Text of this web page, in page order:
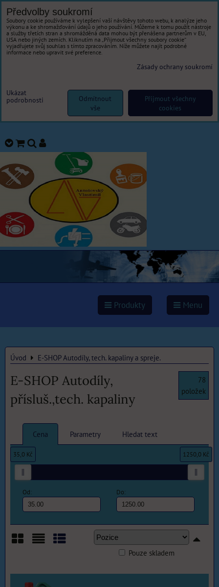
Produkty Menu
Úvod E-SHOP Autodíly, tech. kapaliny a spreje.
E-SHOP Autodíly,
přísluš.,tech. kapaliny
78
položek
Cena Parametry Hledat text
Od: Do:
35,0 Kč 1250,0 Kč
Pouze skladem
Předvolby soukromí
Soubory cookie používáme k vylepšení vaší návštěvy tohoto webu, k analýze jeho
výkonu a ke shromažďování údajů o jeho používání. Můžeme k tomu použít nástroje
a služby třetích stran a shromážděná data mohou být přenášena partnerům v EU,
USA nebo jiných zemích. Kliknutím na „Přijmout všechny soubory cookie“
vyjadřujete svůj souhlas s tímto zpracováním. Níže můžete najít podrobné
informace nebo upravit své preference.
Zásady ochrany soukromí
Ukázat
podrobnosti
Přijmout všechny
cookies
Odmítnout
vše